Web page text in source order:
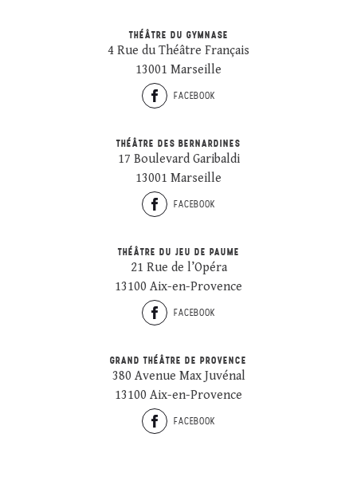
THÉÂTRE DU GYMNASE
4 Rue du Théâtre Français
13001 Marseille
FACEBOOK
THÉÂTRE DES BERNARDINES
17 Boulevard Garibaldi
13001 Marseille
FACEBOOK
THÉÂTRE DU JEU DE PAUME
21 Rue de l’Opéra
13100 Aix-en-Provence
FACEBOOK
GRAND THÉÂTRE DE PROVENCE
380 Avenue Max Juvénal
13100 Aix-en-Provence
FACEBOOK